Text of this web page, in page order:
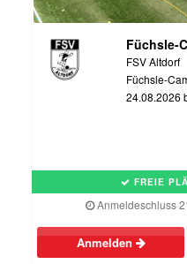
Füchsle-
FSV Altdorf
Füchsle-
24.08.2026
FREIE
Anmeldeschluss
Anmelden